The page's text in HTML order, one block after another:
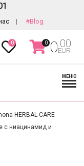
#Blog
0 0 0.00
EUR
МЕНЮ
HERBAL CARE
с ниацинамид и